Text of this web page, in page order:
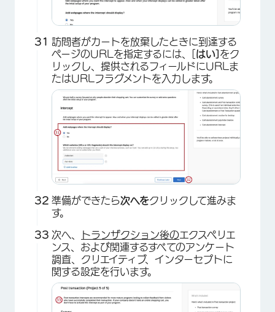
×
訪問者がカートを放棄したときに到達する
ページのURLを指定するには、[ はい] をク
リックし、提供されるフィールドにURLま
たはURLフラグメントを入力します。
準備ができたら次へをクリックして進みま
す。
次へ、 トランザクション後のエクスペリエ
ンス、および関連するすべてのアンケート
調査、クリエイティブ、インターセプトに
関する設定を行います。